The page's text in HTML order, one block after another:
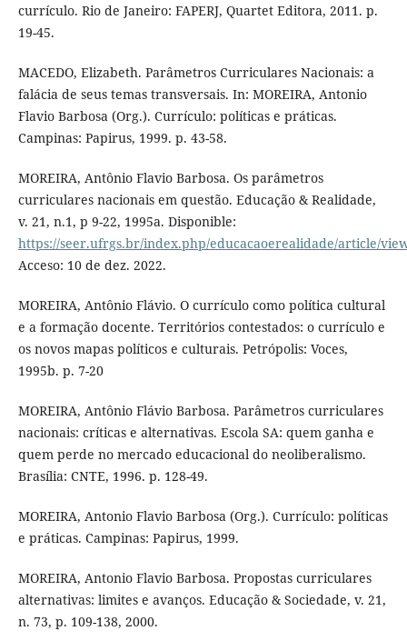
currículo. Rio de Janeiro: FAPERJ, Quartet Editora, 2011. p.
19-45.
MACEDO, Elizabeth. Parâmetros Curriculares Nacionais: a
falácia de seus temas transversais. In: MOREIRA, Antonio
Flavio Barbosa (Org.). Currículo: políticas e práticas.
Campinas: Papirus, 1999. p. 43-58.
MOREIRA, Antônio Flavio Barbosa. Os parâmetros
curriculares nacionais em questão. Educação & Realidade,
v. 21, n.1, p 9-22, 1995a. Disponible:
https://seer.ufrgs.br/index.php/educacaoerealidade/article/
Acceso: 10 de dez. 2022.
MOREIRA, Antônio Flávio. O currículo como política cultural
e a formação docente. Territórios contestados: o currículo e
os novos mapas políticos e culturais. Petrópolis: Voces,
1995b. p. 7-20
MOREIRA, Antônio Flávio Barbosa. Parâmetros curriculares
nacionais: críticas e alternativas. Escola SA: quem ganha e
quem perde no mercado educacional do neoliberalismo.
Brasília: CNTE, 1996. p. 128-49.
MOREIRA, Antonio Flavio Barbosa (Org.). Currículo: políticas
e práticas. Campinas: Papirus, 1999.
MOREIRA, Antonio Flavio Barbosa. Propostas curriculares
alternativas: limites e avanços. Educação & Sociedade, v. 21,
n. 73, p. 109-138, 2000.